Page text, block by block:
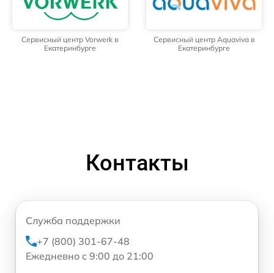
Сервисный центр Vorwerk в
Екатеринбурге
Сервисный центр Aquaviva в
Екатеринбурге
Контакты
Служба поддержки
+7 (800) 301-67-48
Ежедневно с 9:00 до 21:00